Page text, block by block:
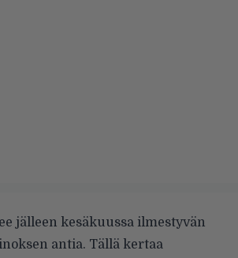
jälleen kesäkuussa ilmestyvän
antia. Tällä kertaa